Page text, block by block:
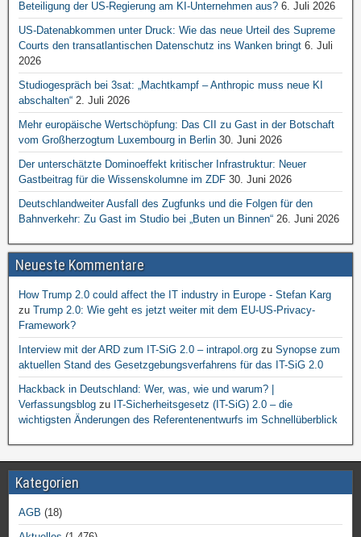
Beteiligung der US-Regierung am KI-Unternehmen aus? 6. Juli 2026
US-Datenabkommen unter Druck: Wie das neue Urteil des Supreme
Courts den transatlantischen Datenschutz ins Wanken bringt 6. Juli
2026
Studiogespräch bei 3sat: „Machtkampf – Anthropic muss neue KI
abschalten“ 2. Juli 2026
Mehr europäische Wertschöpfung: Das CII zu Gast in der Botschaft
vom Großherzogtum Luxembourg in Berlin 30. Juni 2026
Der unterschätzte Dominoeffekt kritischer Infrastruktur: Neuer
Gastbeitrag für die Wissenskolumne im ZDF 30. Juni 2026
Deutschlandweiter Ausfall des Zugfunks und die Folgen für den
Bahnverkehr: Zu Gast im Studio bei „Buten un Binnen“ 26. Juni 2026
Neueste Kommentare
How Trump 2.0 could affect the IT industry in Europe - Stefan Karg
zu Trump 2.0: Wie geht es jetzt weiter mit dem EU-US-Privacy-
Framework?
Interview mit der ARD zum IT-SiG 2.0 – intrapol.org zu Synopse zum
aktuellen Stand des Gesetzgebungsverfahrens für das IT-SiG 2.0
Hackback in Deutschland: Wer, was, wie und warum? |
Verfassungsblog zu IT-Sicherheitsgesetz (IT-SiG) 2.0 – die
wichtigsten Änderungen des Referentenentwurfs im Schnellüberblick
Kategorien
AGB (18)